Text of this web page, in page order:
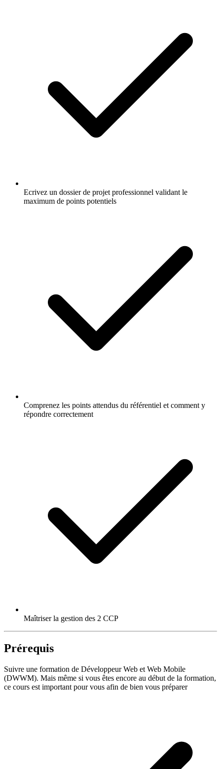
Ecrivez un dossier de projet professionnel validant le
maximum de points potentiels
Comprenez les points attendus du référentiel et comment y
répondre correctement
Maîtriser la gestion des 2 CCP
Prérequis
Suivre une formation de Développeur Web et Web Mobile
(DWWM). Mais même si vous êtes encore au début de la formation,
ce cours est important pour vous afin de bien vous préparer